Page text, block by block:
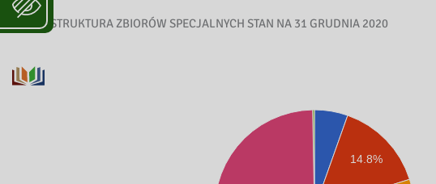
STRUKTURA ZBIORÓW SPECJALNYCH STAN NA 31 GRUDNIA 2020
14.8%